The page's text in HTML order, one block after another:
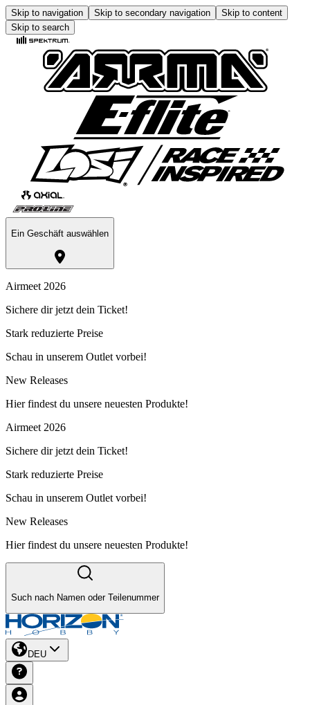
Skip to navigation Skip to secondary navigation
Skip to content
Skip to search
Ein Geschäft auswählen
Airmeet 2026
Sichere dir jetzt dein Ticket!
Stark reduzierte Preise
Schau in unserem Outlet vorbei!
New Releases
Hier findest du unsere neuesten Produkte!
Airmeet 2026
Sichere dir jetzt dein Ticket!
Stark reduzierte Preise
Schau in unserem Outlet vorbei!
New Releases
Hier findest du unsere neuesten Produkte!
Such nach Namen oder Teilenummer
DEU